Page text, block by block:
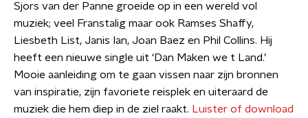
Sjors van der Panne groeide op in een wereld vol
muziek; veel Franstalig maar ook Ramses Shaffy,
Liesbeth List, Janis Ian, Joan Baez en Phil Collins. Hij
heeft een nieuwe single uit ‘Dan Maken we t Land.’
Mooie aanleiding om te gaan vissen naar zijn bronnen
van inspiratie, zijn favoriete reisplek en uiteraard de
muziek die hem diep in de ziel raakt. Luister of download